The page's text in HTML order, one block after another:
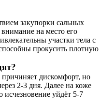
закупорки сальных
на место его
участки тела с
прокусить плотную
дискомфорт, но
2-3 дня. Далее на коже
исчезновение уйдёт 5-7